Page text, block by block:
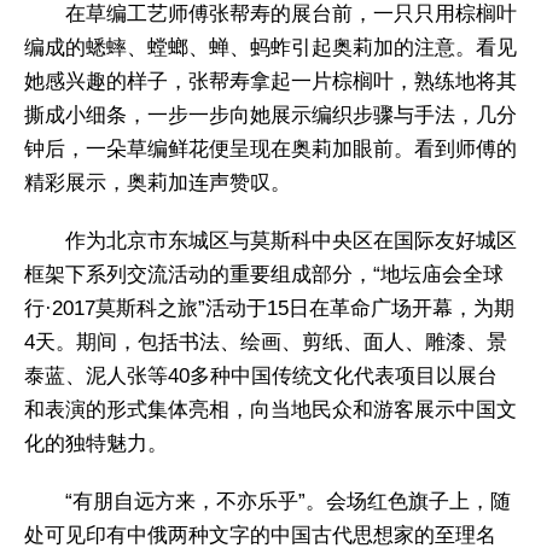
在草编工艺师傅张帮寿的展台前，一只只用棕榈叶
编成的蟋蟀、螳螂、蝉、蚂蚱引起奥莉加的注意。看见
她感兴趣的样子，张帮寿拿起一片棕榈叶，熟练地将其
撕成小细条，一步一步向她展示编织步骤与手法，几分
钟后，一朵草编鲜花便呈现在奥莉加眼前。看到师傅的
精彩展示，奥莉加连声赞叹。
作为北京市东城区与莫斯科中央区在国际友好城区
框架下系列交流活动的重要组成部分，“地坛庙会全球
行·2017莫斯科之旅”活动于15日在革命广场开幕，为期
4天。期间，包括书法、绘画、剪纸、面人、雕漆、景
泰蓝、泥人张等40多种中国传统文化代表项目以展台
和表演的形式集体亮相，向当地民众和游客展示中国文
化的独特魅力。
“有朋自远方来，不亦乐乎”。会场红色旗子上，随
处可见印有中俄两种文字的中国古代思想家的至理名